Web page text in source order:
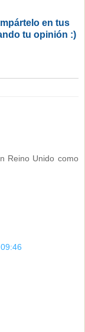
en tus
tu opinión :)
Reino Unido como